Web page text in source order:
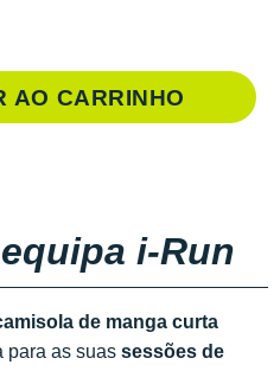
AO CARRINHO
i-Run
de manga curta
para as suas sessões de